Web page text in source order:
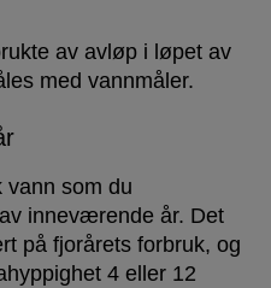
av avløp i løpet av
med vannmåler.
vann som du
inneværende år. Det
på fjorårets forbruk, og
4 eller 12